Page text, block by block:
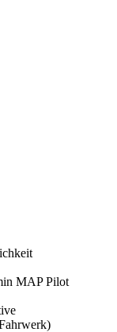
MAP Pilot